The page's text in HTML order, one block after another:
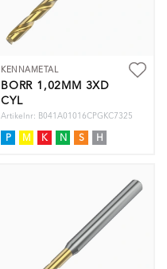
KENNAMETAL
BORR 1,02MM 3XD
CYL
Artikelnr: B041A01016CPGKC7325
P M K N S H